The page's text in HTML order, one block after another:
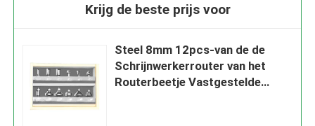
Krijg de beste prijs voor
Steel 8mm 12pcs-van de de
Schrijnwerkerrouter van het
Routerbeetje Vastgestelde